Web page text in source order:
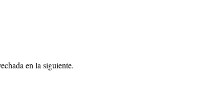
en la siguiente.